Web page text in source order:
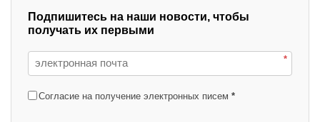
Подпишитесь на наши новости, чтобы
получать их первыми
*
Согласие на получение электронных писем *